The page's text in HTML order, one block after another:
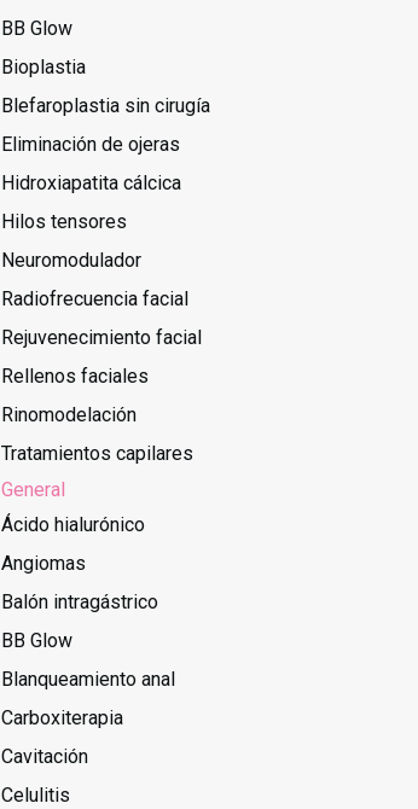
BB Glow
Bioplastia
Blefaroplastia sin cirugía
Eliminación de ojeras
Hidroxiapatita cálcica
Hilos tensores
Neuromodulador
Radiofrecuencia facial
Rejuvenecimiento facial
Rellenos faciales
Rinomodelación
Tratamientos capilares
General
Ácido hialurónico
Angiomas
Balón intragástrico
BB Glow
Blanqueamiento anal
Carboxiterapia
Cavitación
Celulitis